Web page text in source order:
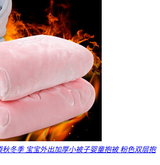
冬季 宝宝外出加厚小被子婴童抱被 粉色双层抱